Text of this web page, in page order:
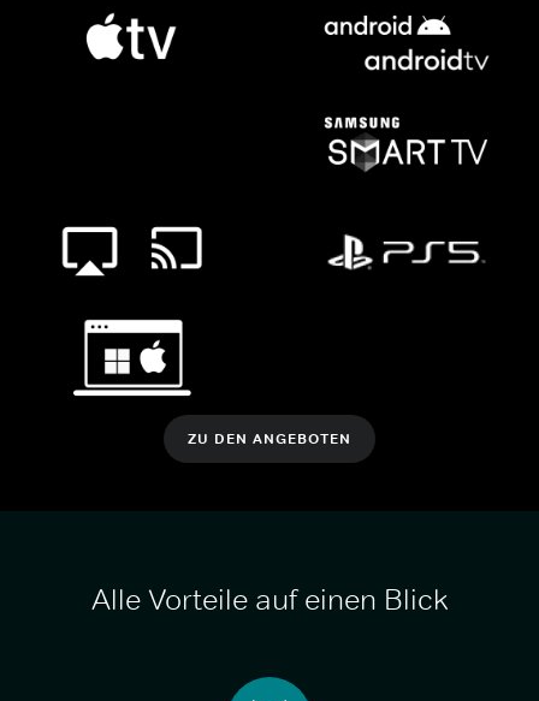
ZU DEN ANGEBOTEN
Alle Vorteile auf einen Blick